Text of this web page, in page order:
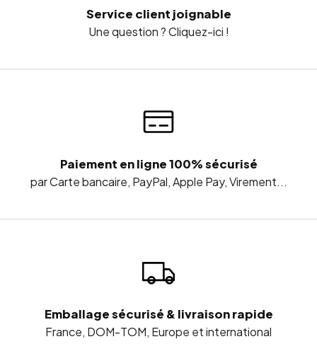
Service client joignable
Une question ? Cliquez-ici !
Paiement en ligne 100% sécurisé
par Carte bancaire, PayPal, Apple Pay, Virement...
Emballage sécurisé & livraison rapide
France, DOM-TOM, Europe et international